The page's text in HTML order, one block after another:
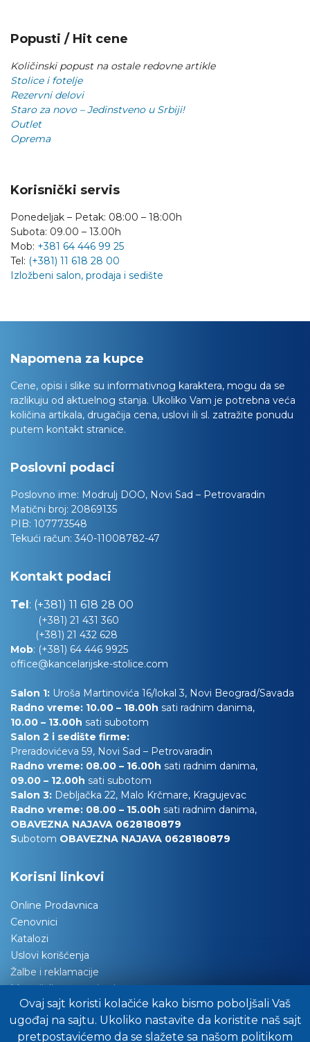
Popusti / Hit cene
Količinski popust na ostale redovne artikle
Stolice i fotelje
Rezervni delovi
Staro za novo – Jedinstveno u Srbiji!
Outlet
Oprema
Korisnički servis
Ponedeljak – Petak: 08:00 – 18:00h
Subota: 09.00 – 13.00h
Mob: +381 64 446 99 25
Tel: (+381) 11 618 28 00
Izložbeni salon, prodaja i sedište
Ovaj sajt koristi kolačiće kako bismo poboljšali Vaš
ugođaj na sajtu. Ukoliko nastavite da koristite naš sajt
pretpostavićemo da se slažete sa našom politikom
Napomena za kupce
Cene, opisi i slike su informativnog karaktera, mogu da se
razlikuju od aktuelnog stanja. Ukoliko Vam je potrebna veća
količina artikala, drugačija cena, uslovi ili sl. zatražite ponudu
putem kontakt stranice.
Poslovni podaci
Poslovno ime: Modrulj DOO, Novi Sad – Petrovaradin
Matični broj: 20869135
PIB: 107773548
Tekući račun: 340-11008782-47
Kontakt podaci
Tel: (+381) 11 618 28 00
(+381) 21 431 360
(+381) 21 432 628
Mob: (+381) 64 446 9925
office@kancelarijske-stolice.com
Salon 1: Uroša Martinovića 16/lokal 3, Novi Beograd/Savada
Radno vreme: 10.00 – 18.00h sati radnim danima,
10.00 – 13.00h sati subotom
Salon 2 i sedište firme:
Preradovićeva 59, Novi Sad – Petrovaradin
Radno vreme: 08.00 – 16.00h sati radnim danima,
09.00 – 12.00h sati subotom
Salon 3: Debljačka 22, Malo Krčmare, Kragujevac
Radno vreme: 08.00 – 15.00h sati radnim danima,
OBAVEZNA NAJAVA 0628180879
Subotom OBAVEZNA NAJAVA 0628180879
Korisni linkovi
Online Prodavnica
Cenovnici
Katalozi
Uslovi korišćenja
Žalbe i reklamacije
Materijali za tapaciranje
Održavanje nameštaja
Važna obaveštenja
Preuzimanje robe